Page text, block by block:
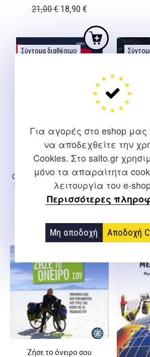
Για αγορές στο eshop
να αποδεχθείτε την
Cookies. Στο salto.gr
μόνο τα απαραίτητα
λειτουργία του e-
Περισσότερες
Μη αποδοχή Αποδοχή
21,00€ Original
was:
21,00 €.
18,90 €Η
τιμή
είναι:
Σύντομα διαθέσιμο
Complete Book of Triathlon
Training: The Encyclopedia
of Triathlon
The
–
Guy
Ζήσε το όνειρο σου